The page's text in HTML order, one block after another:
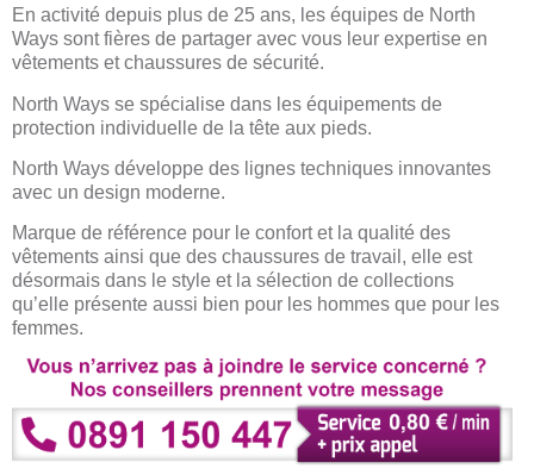
En activité depuis plus de 25 ans, les équipes de North
Ways sont fières de partager avec vous leur expertise en
vêtements et chaussures de sécurité.
North Ways se spécialise dans les équipements de
protection individuelle de la tête aux pieds.
North Ways développe des lignes techniques innovantes
avec un design moderne.
Marque de référence pour le confort et la qualité des
vêtements ainsi que des chaussures de travail, elle est
désormais dans le style et la sélection de collections
qu’elle présente aussi bien pour les hommes que pour les
femmes.